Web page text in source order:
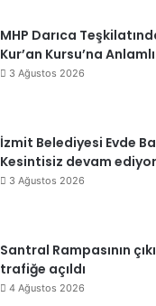
MHP Darıca
Kur’an Kursu’na
3 Ağustos 2026
İzmit Belediyesi Evde
Kesintisiz devam ediyor
3 Ağustos 2026
Santral Rampasının
trafiğe açıldı
4 Ağustos 2026